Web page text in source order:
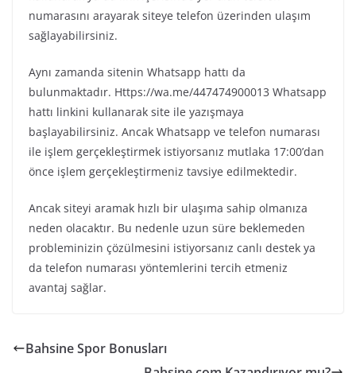
numarasını arayarak siteye telefon üzerinden ulaşım
sağlayabilirsiniz.
Aynı zamanda sitenin Whatsapp hattı da
bulunmaktadır. Https://wa.me/447474900013 Whatsapp
hattı linkini kullanarak site ile yazışmaya
başlayabilirsiniz. Ancak Whatsapp ve telefon numarası
ile işlem gerçekleştirmek istiyorsanız mutlaka 17:00’dan
önce işlem gerçekleştirmeniz tavsiye edilmektedir.
Ancak siteyi aramak hızlı bir ulaşıma sahip olmanıza
neden olacaktır. Bu nedenle uzun süre beklemeden
probleminizin çözülmesini istiyorsanız canlı destek ya
da telefon numarası yöntemlerini tercih etmeniz
avantaj sağlar.
Bahsine Spor Bonusları